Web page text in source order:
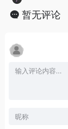
暂无评论